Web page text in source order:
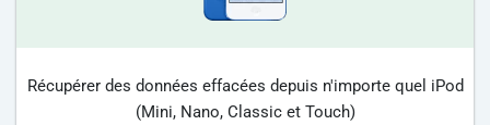
Récupérer des données effacées depuis n'importe quel iPod
(Mini, Nano, Classic et Touch)